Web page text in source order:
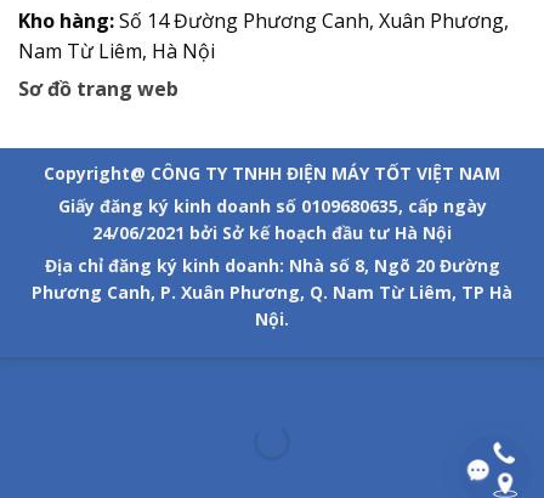
Kho hàng:Số 14 Đường Phương Canh, Xuân Phương,
Nam Từ Liêm, Hà Nội
Sơ đồ trang web
Copyright@ CÔNG TY TNHH ĐIỆN MÁY TỐT VIỆT NAM
Giấy đăng ký kinh doanh số 0109680635, cấp ngày
24/06/2021 bởi Sở kế hoạch đầu tư Hà Nội
Địa chỉ đăng ký kinh doanh: Nhà số 8, Ngõ 20 Đường
Phương Canh, P. Xuân Phương, Q. Nam Từ Liêm, TP Hà
Nội.